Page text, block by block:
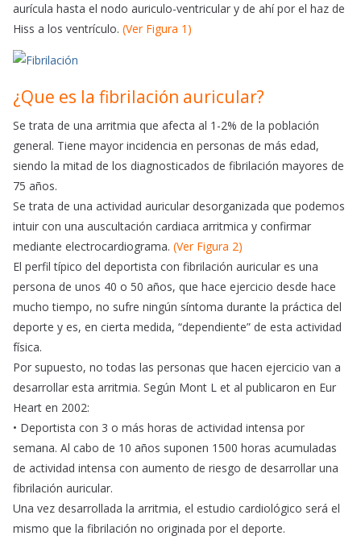
aurícula hasta el nodo auriculo-ventricular y de ahí por el haz de
Hiss a los ventrículo. (Ver Figura 1)
¿Que es la fibrilación auricular?
Se trata de una arritmia que afecta al 1-2% de la población
general. Tiene mayor incidencia en personas de más edad,
siendo la mitad de los diagnosticados de fibrilación mayores de
75 años.
Se trata de una actividad auricular desorganizada que podemos
intuir con una auscultación cardiaca arritmica y confirmar
mediante electrocardiograma. (Ver Figura 2)
El perfil típico del deportista con fibrilación auricular es una
persona de unos 40 o 50 años, que hace ejercicio desde hace
mucho tiempo, no sufre ningún síntoma durante la práctica del
deporte y es, en cierta medida, “dependiente” de esta actividad
física.
Por supuesto, no todas las personas que hacen ejercicio van a
desarrollar esta arritmia. Según Mont L et al publicaron en Eur
Heart en 2002:
• Deportista con 3 o más horas de actividad intensa por
semana. Al cabo de 10 años suponen 1500 horas acumuladas
de actividad intensa con aumento de riesgo de desarrollar una
fibrilación auricular.
Una vez desarrollada la arritmia, el estudio cardiológico será el
mismo que la fibrilación no originada por el deporte.